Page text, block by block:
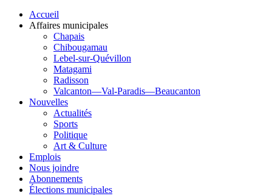
Accueil
Affaires municipales
Chapais
Chibougamau
Lebel-sur-Quévillon
Matagami
Radisson
Valcanton—Val-Paradis—Beaucanton
Nouvelles
Actualités
Sports
Politique
Art & Culture
Emplois
Nous joindre
Abonnements
Élections municipales